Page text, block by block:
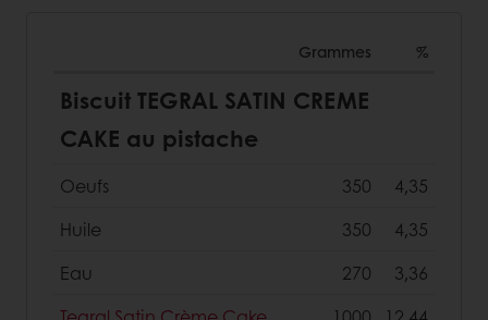
Grammes %
Biscuit TEGRAL SATIN CREME
CAKE au pistache
Oeufs 350
4,35
Huile
350
4,35
Eau
270
3,36